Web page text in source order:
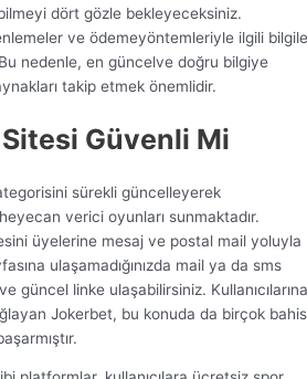
dört gözle bekleyeceksiniz.
ve ödemeyöntemleriyle ilgili
nedenle, en güncelve doğru bilgiye
takip etmek önemlidir.
Güvenli Mi
sürekli güncelleyerek
verici oyunları sunmaktadır.
üyelerine mesaj ve postal mail yoluyla
ulaşamadığınızda mail ya da sms
güncel linke ulaşabilirsiniz. Kullanıcılarına
Jokerbet, bu konuda da birçok bahis